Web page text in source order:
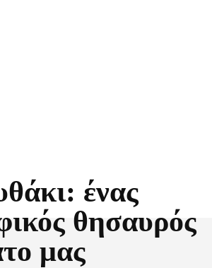
ένας
θησαυρός
μας